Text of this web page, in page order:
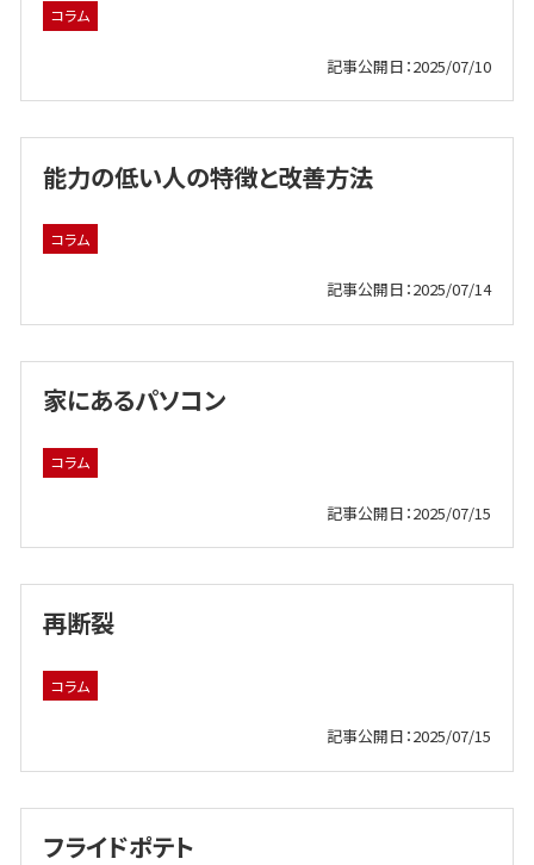
コラム
記事公開日：2025/07/10
能力の低い人の特徴と改善方法
コラム
記事公開日：2025/07/14
家にあるパソコン
コラム
記事公開日：2025/07/15
再断裂
コラム
記事公開日：2025/07/15
フライドポテト